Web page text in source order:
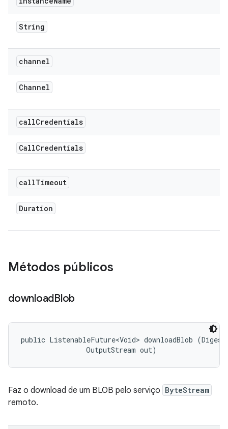
String
channel
Channel
callCredentials
CallCredentials
callTimeout
Duration
Métodos públicos
downloadBlob
public ListenableFuture<Void> downloadBlob
                OutputStream out)
Faz o download de um BLOB pelo serviço ByteStream
remoto.